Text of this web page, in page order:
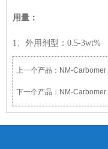
用量：
1、外用剂型：0.5-3wt%
上一个产品： NM-Carbomer
下一个产品： NM-Carbomer